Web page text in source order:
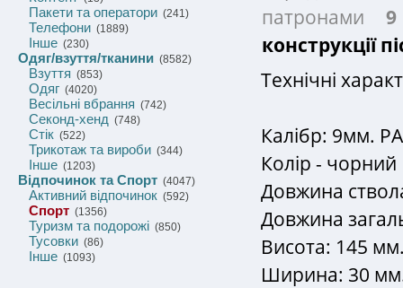
Пакети та оператори (241)
Телефони (1889)
Інше (230)
Одяг/взуття/тканини (8582)
Взуття (853)
Одяг (4020)
Весільні вбрання (742)
Секонд-хенд (748)
Стік (522)
Трикотаж та вироби (344)
Інше (1203)
Відпочинок та Спорт (4047)
Активний відпочинок (592)
Спорт (1356)
Туризм та подорожі (850)
Тусовки (86)
Інше (1093)
патронами
конструкції
Технічні
Калібр: 9мм. PA
Колір - чорний
Довжина
Довжина
Висота: 145
Ширина: 30